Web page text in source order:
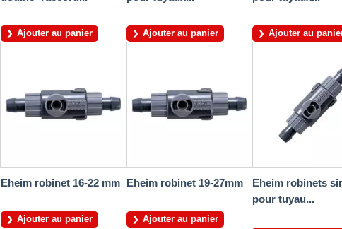
Ajouter au panier Ajouter au panier Ajouter au
Eheim robinet 16-22 mm
Ajouter au panier
Eheim robinet 19-27mm
Ajouter au panier
Eheim robinets
pour tuyau...